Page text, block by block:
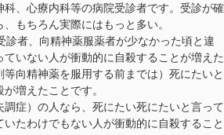
、心療内科等の病院受診者です。受診が確
もちろん実際にはもっと多い。
者、向精神薬服薬者が少なかった頃と違
ていない人が衝動的に自殺することが増えた
向精神薬を服用する前までは）死にたいと
増えたことです。
症）の人なら、死にたい死にたいと言って
たわけでもない人が衝動的に自殺すること